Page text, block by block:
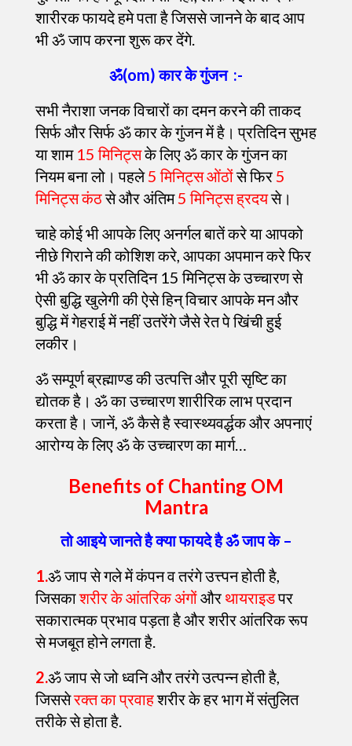
शारीरक फायदे हमे पता है जिससे जानने के बाद आप
भी ॐ जाप करना शुरू कर देंगे.
ॐ(om) कार के गुंजन :-
सभी नैराशा जनक विचारों का दमन करने की ताकद
सिर्फ और सिर्फ ॐ कार के गुंजन में है। प्रतिदिन सुभह
या शाम 15 मिनिट्सके लिए ॐ कार के गुंजन का
नियम बना लो। पहले5 मिनिट्स ओंठोंसे फिर5
मिनिट्स कंठसे और अंतिम5 मिनिट्स ह्रदयसे।
चाहे कोई भी आपके लिए अनर्गल बातें करे या आपको
नीछे गिराने की कोशिश करे, आपका अपमान करे फिर
भी ॐ कार के प्रतिदिन 15 मिनिट्स के उच्चारण से
ऐसी बुद्धि खुलेगी की ऐसे हिन् विचार आपके मन और
बुद्धि में गेहराई में नहीं उतरेंगे जैसे रेत पे खिंची हुई
लकीर।
ॐ सम्पूर्ण ब्रह्माण्ड की उत्पत्ति और पूरी सृष्टि का
द्योतक है। ॐ का उच्चारण शारीरिक लाभ प्रदान
करता है। जानें, ॐ कैसे है स्वास्थ्यवर्द्धक और अपनाएं
आरोग्य के लिए ॐ के उच्चारण का मार्ग…
Benefits of Chanting OM
Mantra
तो आइये जानते है क्या फायदे है ॐ जाप के –
1.ॐ जाप से गले में कंपन व तरंगे उत्त्पन होती है,
जिसकाशरीर के आंतरिक अंगोंऔर थायराइडपर
सकारात्मक प्रभाव पड़ता है और शरीर आंतरिक रूप
से मजबूत होने लगता है.
2.ॐ जाप से जो ध्वनि और तरंगे उत्पन्न होती है,
जिससेरक्त का प्रवाहशरीर के हर भाग में संतुलित
तरीके से होता है.